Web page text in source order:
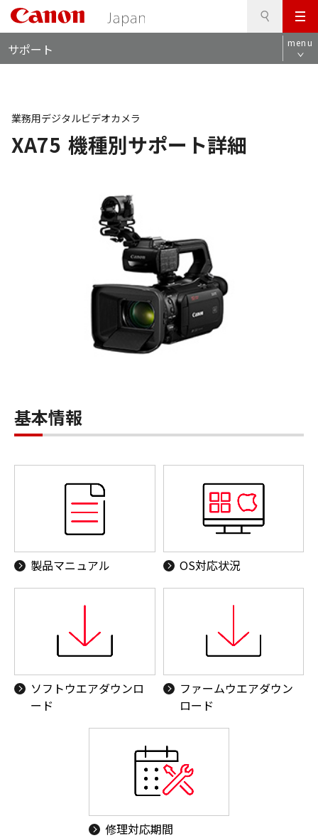
メ
ニ
ュ
サポート menu
XA75 機種別サポート詳細
業務用デジタルビデオカメラ
基本情報
製品マニュアル OS対応状況
ソフトウエアダウンロ
ード
ファームウエアダウン
ロード
修理対応期間